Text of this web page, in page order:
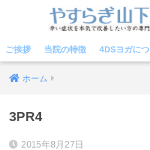
ご挨拶 当院の特徴 4DSヨガに
ホーム
3PR4
2015年8月27日